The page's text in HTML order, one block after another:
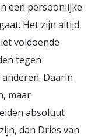
een persoonlijke
Het zijn altijd
voldoende
tegen
Daarin
maar
absoluut
dan Dries van